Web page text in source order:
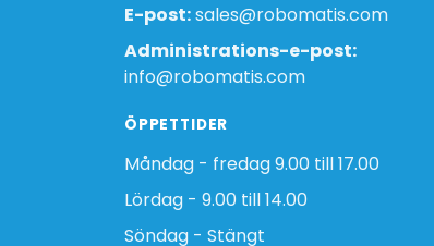
E-post:sales@robomatis.com
Administrations-e-post:
info@robomatis.com
ÖPPETTIDER
Måndag - fredag 9.00 till 17.00
Lördag - 9.00 till 14.00
Söndag - Stängt